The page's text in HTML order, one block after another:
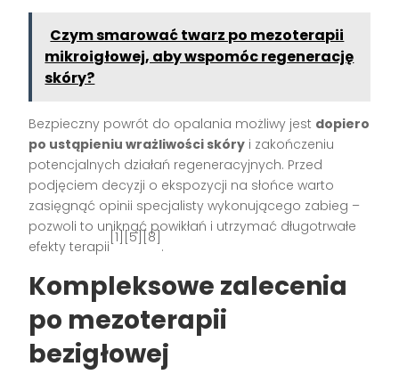
Czym smarować twarz po mezoterapii
mikroigłowej, aby wspomóc regenerację
skóry?
Bezpieczny powrót do opalania możliwy jest dopiero
po ustąpieniu wrażliwości skóry i zakończeniu
potencjalnych działań regeneracyjnych. Przed
podjęciem decyzji o ekspozycji na słońce warto
zasięgnąć opinii specjalisty wykonującego zabieg –
pozwoli to uniknąć powikłań i utrzymać długotrwałe
efekty terapii
[1][5][8]
.
Kompleksowe zalecenia
po mezoterapii
bezigłowej